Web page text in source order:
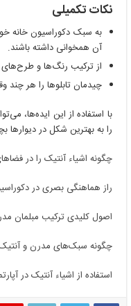
نکات تکمیلی
به سبک دکوراسیون خانه
آن همخوانی داشته باشند.
از ترکیب رنگ‌ها و
چیدمان تابلوها را هر چند
با استفاده از این ایده‌ها،
را به بهترین شکل در دیوارها
چگونه اشیاء آنتیک را در
راز هماهنگی بصری در
اصول کلیدی ترکیب مبلمان
چگونه سبک‌های مدرن و
استفاده از اشیاء آنتیک در